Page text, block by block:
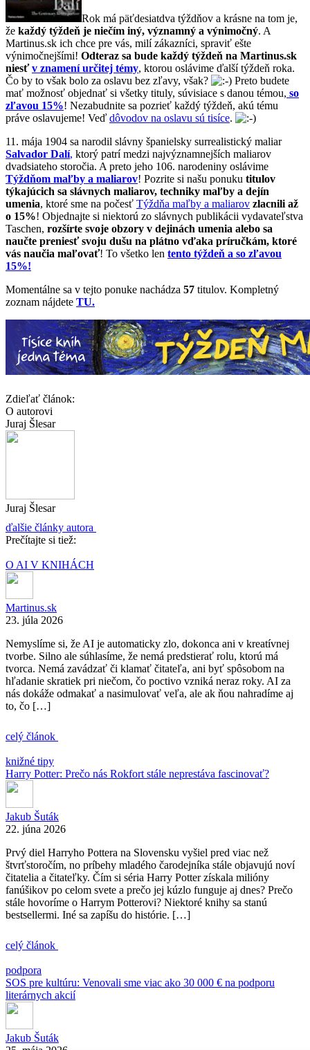
Rok má päťdesiatdva týždňov a krásne na tom je,
že každý týždeň je niečím iný, významný a výnimočný. A
Martinus.sk ich chce pre vás, milí zákazníci, spraviť ešte
výnimočnejšími! Odteraz sa bude každý týždeň na Martinus.sk
niesťv znamení určitej témy, ktorou oslávime ďalší týždeň roka.
Čo by to však bolo za oslavu bez zľavy, však?
Preto budete
mať možnosť objednať si všetky tituly, súvisiace s danou témou, so
zľavou 15%! Nezabudnite sa pozrieť každý týždeň, akú tému
práve oslavujeme! Veď dôvodov na oslavu sú tisíce.
11. mája 1904 sa narodil slávny španielsky surrealistický maliar
Salvador Dalí, ktorý patrí medzi najvýznamnejších maliarov
dvadsiateho storočia. A preto jeho 106. narodeniny oslávime
Týždňom maľby a maliarov! Pozrite si našu ponuku titulov
týkajúcich sa slávnych maliarov, techniky maľby a dejín
umenia, ktoré sme na počesť Týždňa maľby a maliarov zlacnili až
o 15%! Objednajte si niektorú zo slávnych publikácii vydavateľstva
Taschen, rozšírte svoje obzory v dejinách umenia alebo sa
naučte preniesť svoju dušu na plátno vďaka príručkám, ktoré
vás naučia maľovať! To všetko len tento týždeň a so zľavou
15%!
Momentálne sa v tejto ponuke nachádza 57 titulov. Kompletný
zoznam nájdete TU.
Zdieľať článok:
O autorovi
Juraj Šlesar
Juraj Šlesar
ďalšie články autora
Prečítajte si tiež:
O AI V KNIHÁCH
Martinus.sk
23. júla 2026
Nemyslíme si, že AI je automaticky zlo, dokonca ani v kreatívnej
tvorbe. Silno ale súhlasíme, že nemá predstierať rolu, ktorú má
tvorca. Nemá zavádzať či klamať čitateľa, ani byť spôsobom na
hľadanie skratiek pri niečom, čo poctivo vzniká neraz roky. AI za
nás dokáže odmakať a nasimulovať veľa, ale ak ňou nahradíme aj
to, čo […]
celý článok
knižné tipy
Harry Potter: Prečo nás Rokfort stále neprestáva fascinovať?
Jakub Šuták
22. júna 2026
Prvý diel Harryho Pottera na Slovensku vyšiel pred viac než
štvrťstoročím, no príbehy mladého čarodejníka stále objavujú noví
čitatelia a čitateľky. Čím si séria Harry Potter získala milióny
fanúšikov po celom svete a prečo jej kúzlo funguje aj dnes? Prečo
stále hovoríme o Harrym Potterovi? Niektoré knihy sa stanú
bestsellermi. Iné sa zapíšu do histórie. […]
celý článok
podpora
SOS pre kultúru: Venovali sme viac ako 30 000 € na podporu
literárnych akcií
Jakub Šuták